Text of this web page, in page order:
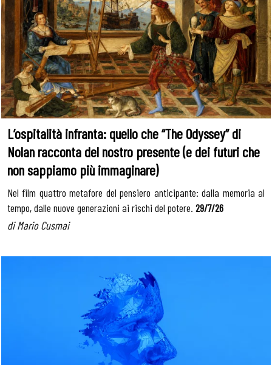
L’ospitalità infranta: quello che “The Odyssey” di
Nolan racconta del nostro presente (e dei futuri che
non sappiamo più immaginare)
Nel film quattro metafore del pensiero anticipante: dalla memoria al
tempo, dalle nuove generazioni ai rischi del potere. 29/7/26
di Mario Cusmai